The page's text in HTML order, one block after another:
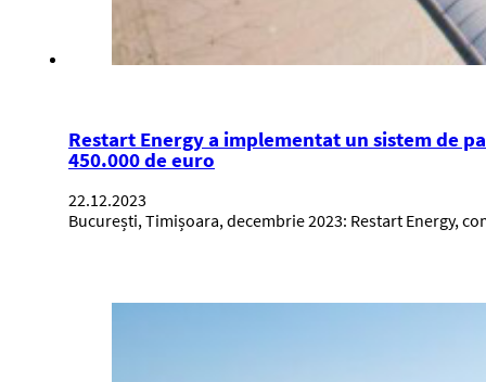
Restart Energy a implementat un sistem de
450.000 de euro
22.12.2023
București, Timișoara, decembrie 2023: Restart Energy,